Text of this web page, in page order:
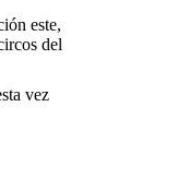
este,
del
vez